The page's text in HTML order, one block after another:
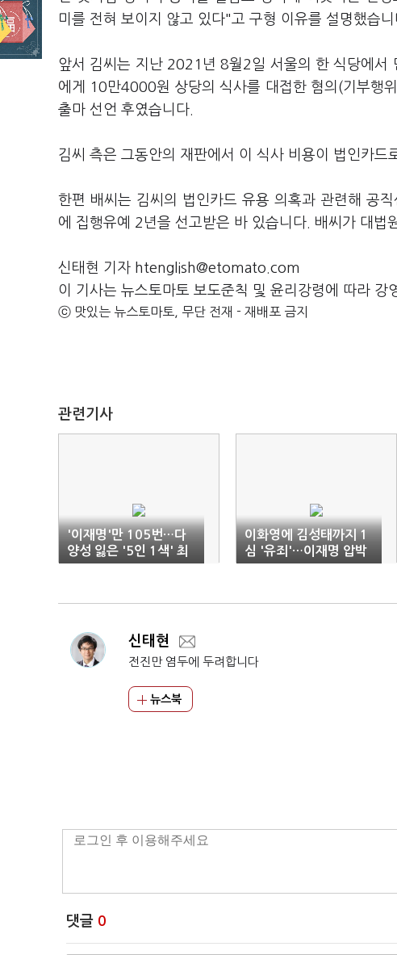
미를 전혀 보이지 않고 있다"고 구형 이유를 설명했습니
앞서 김씨는 지난 2021년 8월2일 서울의 한 식당에서
에게 10만4000원 상당의 식사를 대접한 혐의(기부행
출마 선언 후였습니다.
김씨 측은 그동안의 재판에서 이 식사 비용이 법인카드
한편 배씨는 김씨의 법인카드 유용 의혹과 관련해 공
에 집행유예 2년을 선고받은 바 있습니다. 배씨가 대법
신태현 기자 htenglish@etomato.com
이 기사는 뉴스토마토 보도준칙 및 윤리강령에 따라 강
ⓒ 맛있는 뉴스토마토, 무단 전재 - 재배포 금지
관련기사
'이재명'만 105번…다
양성 잃은 '5인 1색' 최
고위원
이화영에 김성태까지 1
심 '유죄'…이재명 압박
신태현
전진만 염두에 두려합니다
뉴스북
댓글 0